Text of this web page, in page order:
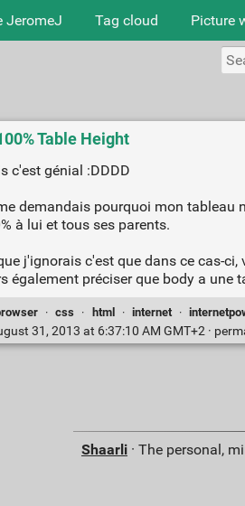
JeromeJ Tag cloud Picture
Table Height
c'est génial :DDDD
demandais pourquoi mon tableau
à lui et tous ses parents.
j'ignorais c'est que dans ce cas-
également préciser que body a une
· css · html · internet ·
31, 2013 at 6:37:10 AM GMT+2 ·
Shaarli· The personal,